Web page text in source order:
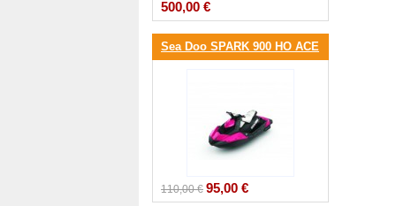
500,00 €
Sea Doo SPARK 900 HO ACE
110,00 € 95,00 €